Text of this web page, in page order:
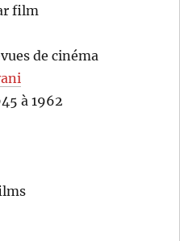
film
de cinéma
à 1962